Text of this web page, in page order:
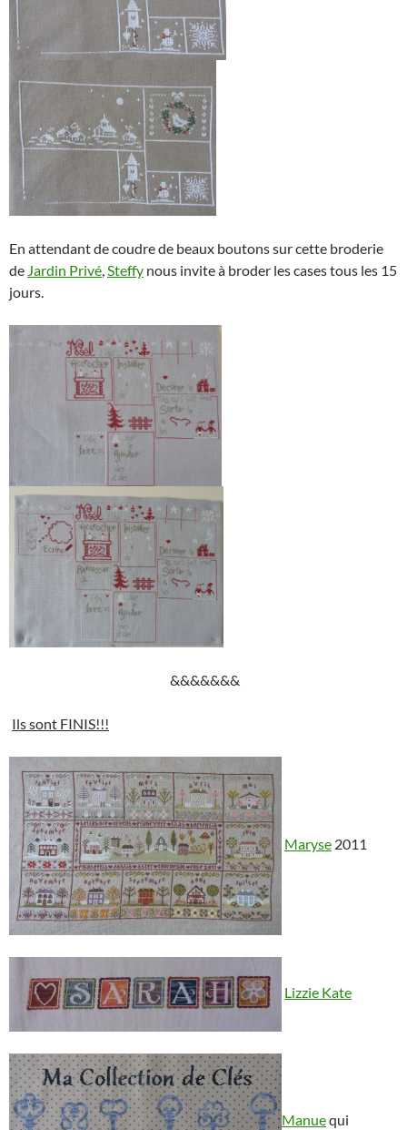
En attendant de coudre de beaux boutons sur cette broderie
de Jardin Privé Steffy nous invite à broder les cases tous les 15
jours.
&&&&&&&
Ils sont FINIS!!!
Maryse 2011
Lizzie Kate
Manuequi